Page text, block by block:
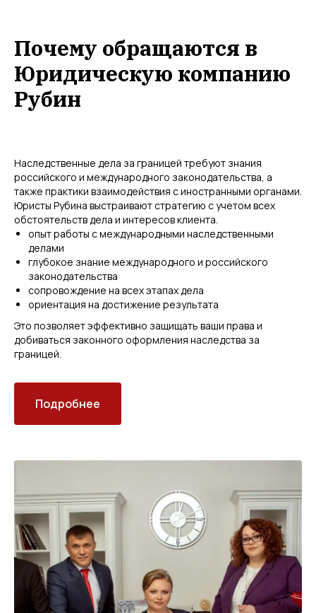
Почему обращаются в
Юридическую компанию
Рубин
Наследственные дела за границей требуют знания
российского и международного законодательства, а
также практики взаимодействия с иностранными органами.
Юристы Рубина выстраивают стратегию с учетом всех
обстоятельств дела и интересов клиента.
опыт работы с международными наследственными
делами
глубокое знание международного и российского
законодательства
сопровождение на всех этапах дела
ориентация на достижение результата
Это позволяет эффективно защищать ваши права и
добиваться законного оформления наследства за
границей.
Подробнее